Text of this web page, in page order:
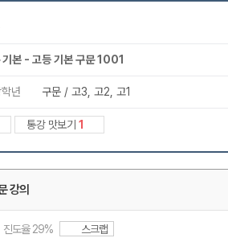
기본 - 고등 기본 구문 1001
년 구문 / 고3, 고2, 고1
통강 맛보기 1
강의
도율 29%
스크랩